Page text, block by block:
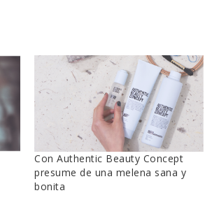
Con Authentic Beauty Concept
presume de una melena sana y
bonita